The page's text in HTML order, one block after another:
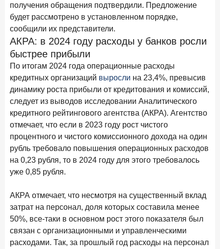
составил 993,8 млрд руб.
4 июня 2026 года ИССЛЕДОВАНИЕ
Синергия интеллектов: будущее контакт-центров в
партнерстве человека и технологий
1 июня 2026 года
В борьбе за сбережения россиян банки учатся
28 мая 2026 года ИССЛЕДОВАНИЕ
Доверие становится главным фактором на рынке
Private banking
25 мая 2026 года
Ипотека в России: итоги апреля 2026 года в цифрах
13 мая 2026 года
сравниться с российским»
6 мая 2026 года ИССЛЕДОВАНИЕ
По итогам апреля 2026 года объем выдач кредитов
составил 968 млрд руб.
получения обращения подтвердили. Предложение
будет рассмотрено в установленном порядке,
сообщили их представители.
АКРА: в 2024 году расходы у банков росли
быстрее прибыли
По итогам 2024 года операционные расходы
кредитных организаций выросли на 23,4%, превысив
динамику роста прибыли от кредитования и комиссий,
следует из выводов исследовании Аналитического
кредитного рейтингового агентства (АКРА). Агентство
отмечает, что если в 2023 году рост чистого
процентного и чистого комиссионного дохода на один
рубль требовало повышения операционных расходов
на 0,23 рубля, то в 2024 году для этого требовалось
уже 0,85 рубля.
АКРА отмечает, что несмотря на существенный вклад
затрат на персонал, доля которых составила менее
50%, все-таки в основном рост этого показателя был
связан с организационными и управленческими
расходами. Так, за прошлый год расходы на персонал